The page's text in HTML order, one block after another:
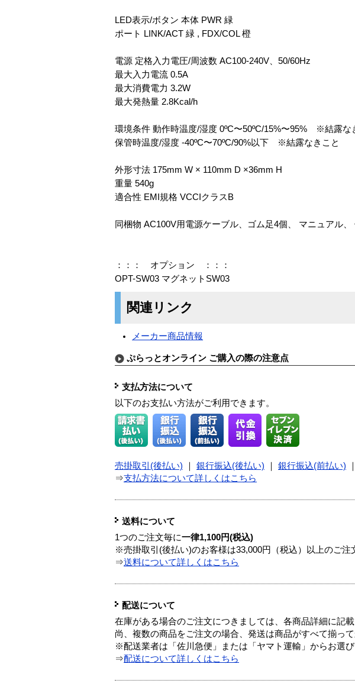
LED表示/ボタン 本体 PWR 緑
ポート LINK/ACT 緑 , FDX/COL 橙
電源 定格入力電圧/周波数 AC100-240V、50/60Hz
最大入力電流 0.5A
最大消費電力 3.2W
最大発熱量 2.8Kcal/h
環境条件 動作時温度/湿度 0ºC〜50ºC/15%〜95% ※結露な
保管時温度/湿度 -40ºC〜70ºC/90%以下 ※結露なきこと
外形寸法 175mm W × 110mm D ×36mm H
重量 540g
適合性 EMI規格 VCCIクラスB
同梱物 AC100V用電源ケーブル、ゴム足4個、 マニュアル、
：：： オプション ：：：
OPT-SW03 マグネットSW03
関連リンク
メーカー商品情報
ぷらっとオンライン ご購入の際の注意点
支払方法について
以下のお支払い方法がご利用できます。
売掛取引(後払い) 銀行振込(後払い) 銀行振込(前払い)
⇒支払方法について詳しくはこちら
送料について
1つのご注文毎に一律1,100円(税込)
※売掛取引(後払い)のお客様は33,000円（税込）以上のご注
⇒送料について詳しくはこちら
配送について
在庫がある場合のご注文につきましては、各商品詳細に記
尚、複数の商品をご注文の場合、発送は商品がすべて揃って
※配送業者は「佐川急便」または「ヤマト運輸」からお選
⇒配送について詳しくはこちら